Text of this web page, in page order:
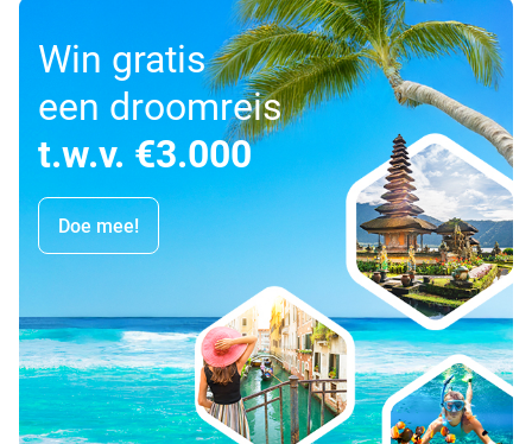
Win gratis
een droomreis
t.w.v. €3.000
Doe mee!